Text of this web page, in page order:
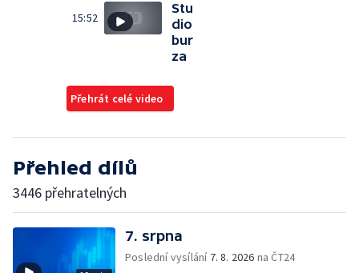
15:52
Stu
dio
bur
za
Přehrát celé video
Přehled dílů
3446 přehratelných
7. srpna
Poslední vysílání 7. 8. 2026 na ČT24